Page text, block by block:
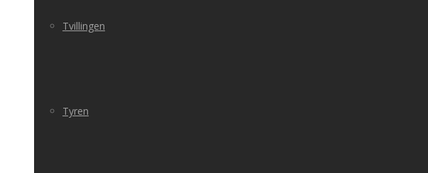
Tvillingen
Tyren